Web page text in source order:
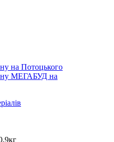
на Потоцького
МЕГАБУД на